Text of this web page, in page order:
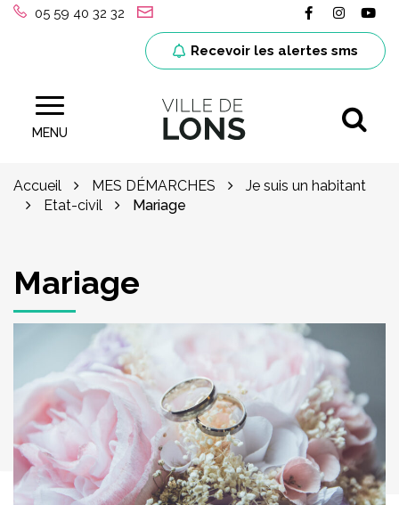
Gestion des traceurs
05 59 40 32 32 Lien vers le
Lien
Recevoir les alertes sms
MENU Site officiel de la ville de Lons (64)
Accueil MES DÉMARCHES
Je suis un habitant
Etat-civil
Mariage
Mariage